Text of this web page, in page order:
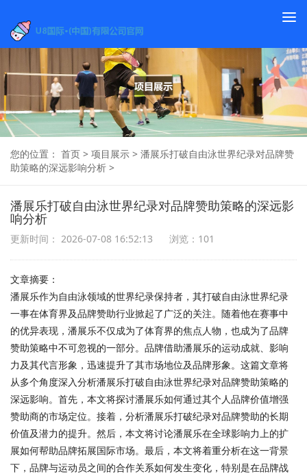
您的位置： 首页 > 项目展示 > 潘展乐打破自由泳世界纪录对品牌赞
助策略的深远影响分析 >
潘展乐打破自由泳世界纪录对品牌赞助策略的深远影
响分析
更新时间： 2026-07-08 16:52:13 浏览：101
文章摘要：
潘展乐作为自由泳领域的世界纪录保持者，其打破自由泳世界纪录
一事在体育界及品牌赞助行业掀起了广泛的关注。随着他在赛事中
的优异表现，潘展乐不仅成为了体育界的焦点人物，也成为了品牌
赞助策略中不可忽视的一部分。品牌借助潘展乐的运动成就、影响
力及其代言形象，迅速提升了其市场地位及品牌形象。这篇文章将
从多个角度深入分析潘展乐打破自由泳世界纪录对品牌赞助策略的
深远影响。首先，本文将探讨潘展乐如何通过其个人品牌价值增强
赞助商的市场定位。接着，分析潘展乐打破纪录对品牌赞助的长期
价值及潜力的提升。然后，本文将讨论潘展乐在全球影响力上的扩
展如何帮助品牌拓展国际市场。最后，本文将着重分析在这一背景
下，品牌与运动员之间的合作关系如何发生变化，特别是在品牌战